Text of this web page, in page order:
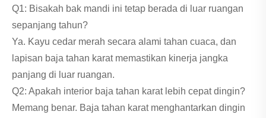
Q1: Bisakah bak mandi ini tetap berada di luar ruangan
sepanjang tahun?
Ya. Kayu cedar merah secara alami tahan cuaca, dan
lapisan baja tahan karat memastikan kinerja jangka
panjang di luar ruangan.
Q2: Apakah interior baja tahan karat lebih cepat dingin?
Memang benar. Baja tahan karat menghantarkan dingin